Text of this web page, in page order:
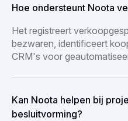
Hoe ondersteunt Noota
Het registreert
bezwaren, identificeert
CRM's voor
Kan Noota helpen bij
besluitvorming?